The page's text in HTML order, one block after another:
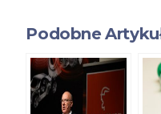
Podobne